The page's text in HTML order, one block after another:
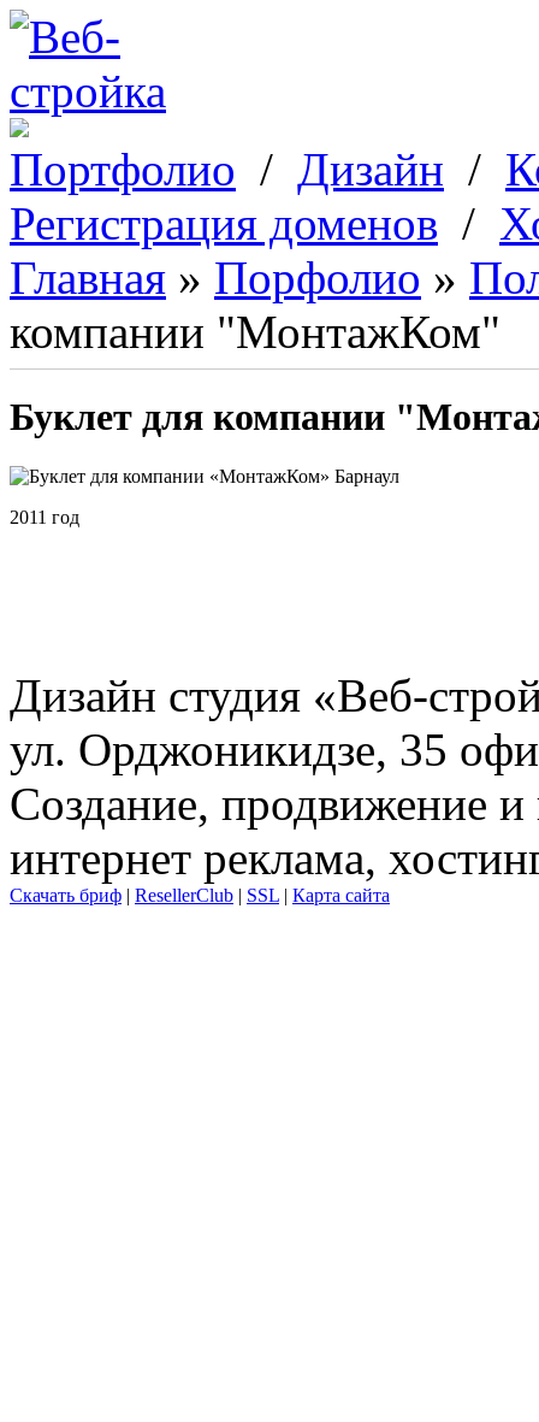
Перейти к основному содержанию
Портфолио / Дизайн /
Регистрация доменов /
Вы здесь
Главная » Порфолио »
компании "МонтажКом"
Буклет для компании
2011 год
Дизайн студия «Веб-
ул. Орджоникидзе, 35
Создание, продвижение и
интернет реклама,
Скачать бриф | ResellerClub | SSL | Карта сайта